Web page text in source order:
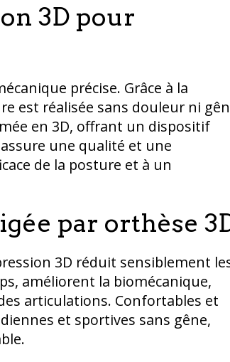
3D pour
précise. Grâce à la
est réalisée sans douleur ni
en 3D, offrant un dispositif
une qualité et une
de la posture et à un
par orthèse
3D réduit sensiblement
améliorent la biomécanique,
articulations. Confortables et
et sportives sans gêne,